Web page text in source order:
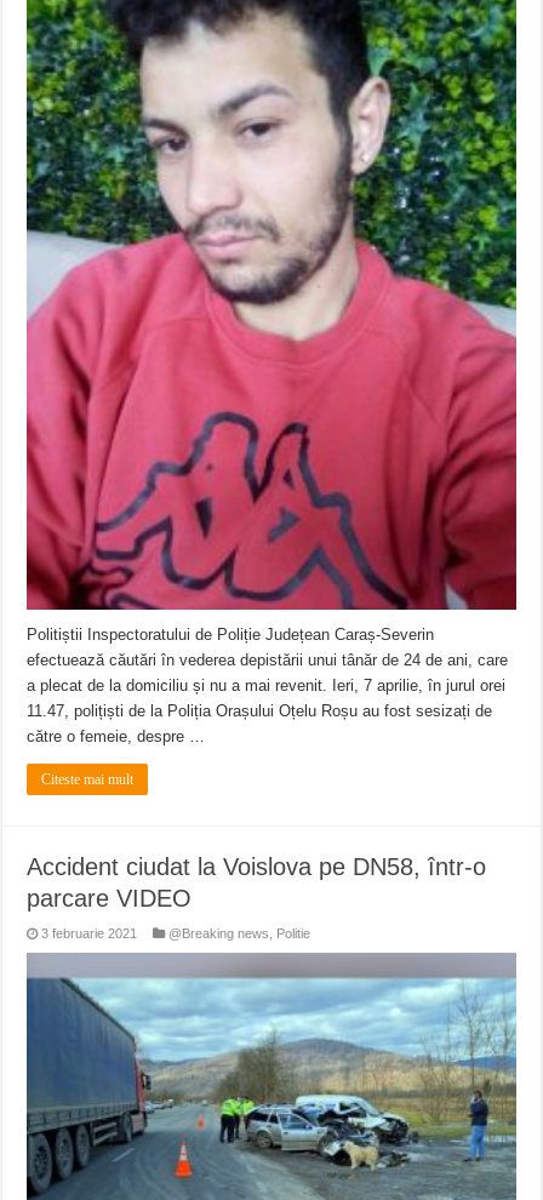
ANUNŢ OPRIRE APĂ în CARANSEBEȘ avarie
ANUNȚ OPRIRE APĂ în Reșița, cartier Țerova – avarie – 04.08.2026
Politiștii Inspectoratului de Poliție Județean Caraș-Severin
efectuează căutări în vederea depistării unui tânăr de 24 de ani, care
a plecat de la domiciliu și nu a mai revenit. Ieri, 7 aprilie, în jurul orei
11.47, polițiști de la Poliția Orașului Oțelu Roșu au fost sesizați de
către o femeie, despre …
Citeste mai mult
Accident ciudat la Voislova pe DN58, într-o
parcare VIDEO
3 februarie 2021 @Breaking news Politie